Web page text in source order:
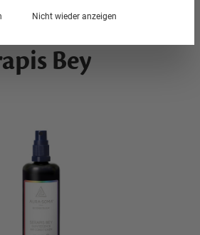
Raumspray
Bey
Nicht wieder anzeigen